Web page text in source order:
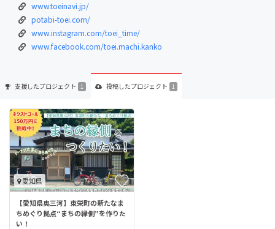
www.toeinavi.jp/
potabi-toei.com/
www.instagram.com/toei_time/
www.facebook.com/toei.machi.kanko
支援したプロジェクト 1 投稿したプロジェクト 1
愛知県
【愛知県奥三河】東栄町の新たなま
ちめぐり拠点“まちの縁側”を作りた
い！